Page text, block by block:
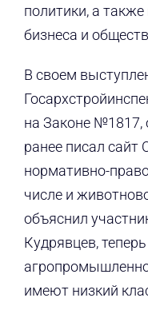
политики, а
бизнеса и
В своем
на Законе №1817,
ранее писал сайт
нормативно-
числе и
объяснил
Кудрявцев,
имеют низкий